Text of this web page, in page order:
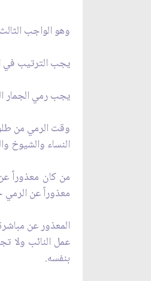
وهو الواجب
يجب الترتيب في
يجب رمي الجمار
وقت الرمي من
النساء والشيوخ
من كان معذوراً
معذوراً عن الرمي
المعذور عن
عمل النائب ولا
بنفسه.